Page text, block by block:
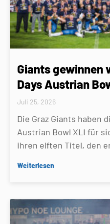
Giants gewinnen
Days Austrian
Juli 25, 2026
Die Graz Giants haben
Austrian Bowl XLI für
ihren elften Titel, den
Weiterlesen